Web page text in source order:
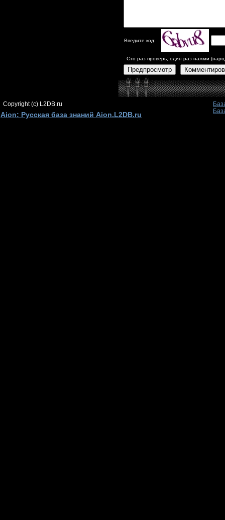
Введите код:
Сто раз проверь, один раз нажми
Предпросмотр
Copyright (c) L2DB.ru
Aion: Русская база знаний Aion.L2DB.ru